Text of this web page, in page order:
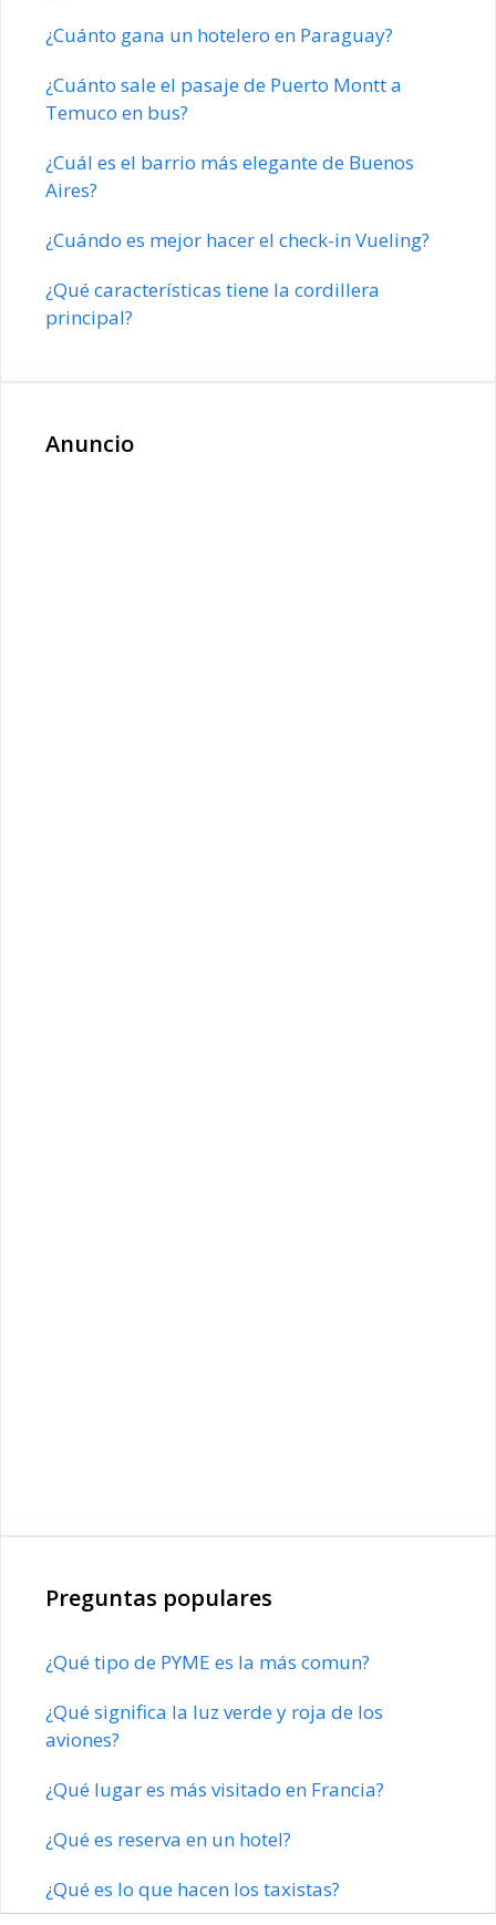
¿Cuánto gana un hotelero en Paraguay?
¿Cuánto sale el pasaje de Puerto Montt a
Temuco en bus?
¿Cuál es el barrio más elegante de Buenos
Aires?
¿Cuándo es mejor hacer el check-in Vueling?
¿Qué características tiene la cordillera
principal?
Anuncio
Preguntas populares
¿Qué tipo de PYME es la más comun?
¿Qué significa la luz verde y roja de los
aviones?
¿Qué lugar es más visitado en Francia?
¿Qué es reserva en un hotel?
¿Qué es lo que hacen los taxistas?